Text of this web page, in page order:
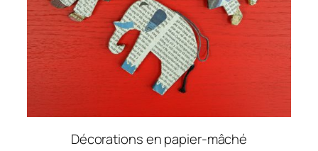
Décorations en papier-mâché